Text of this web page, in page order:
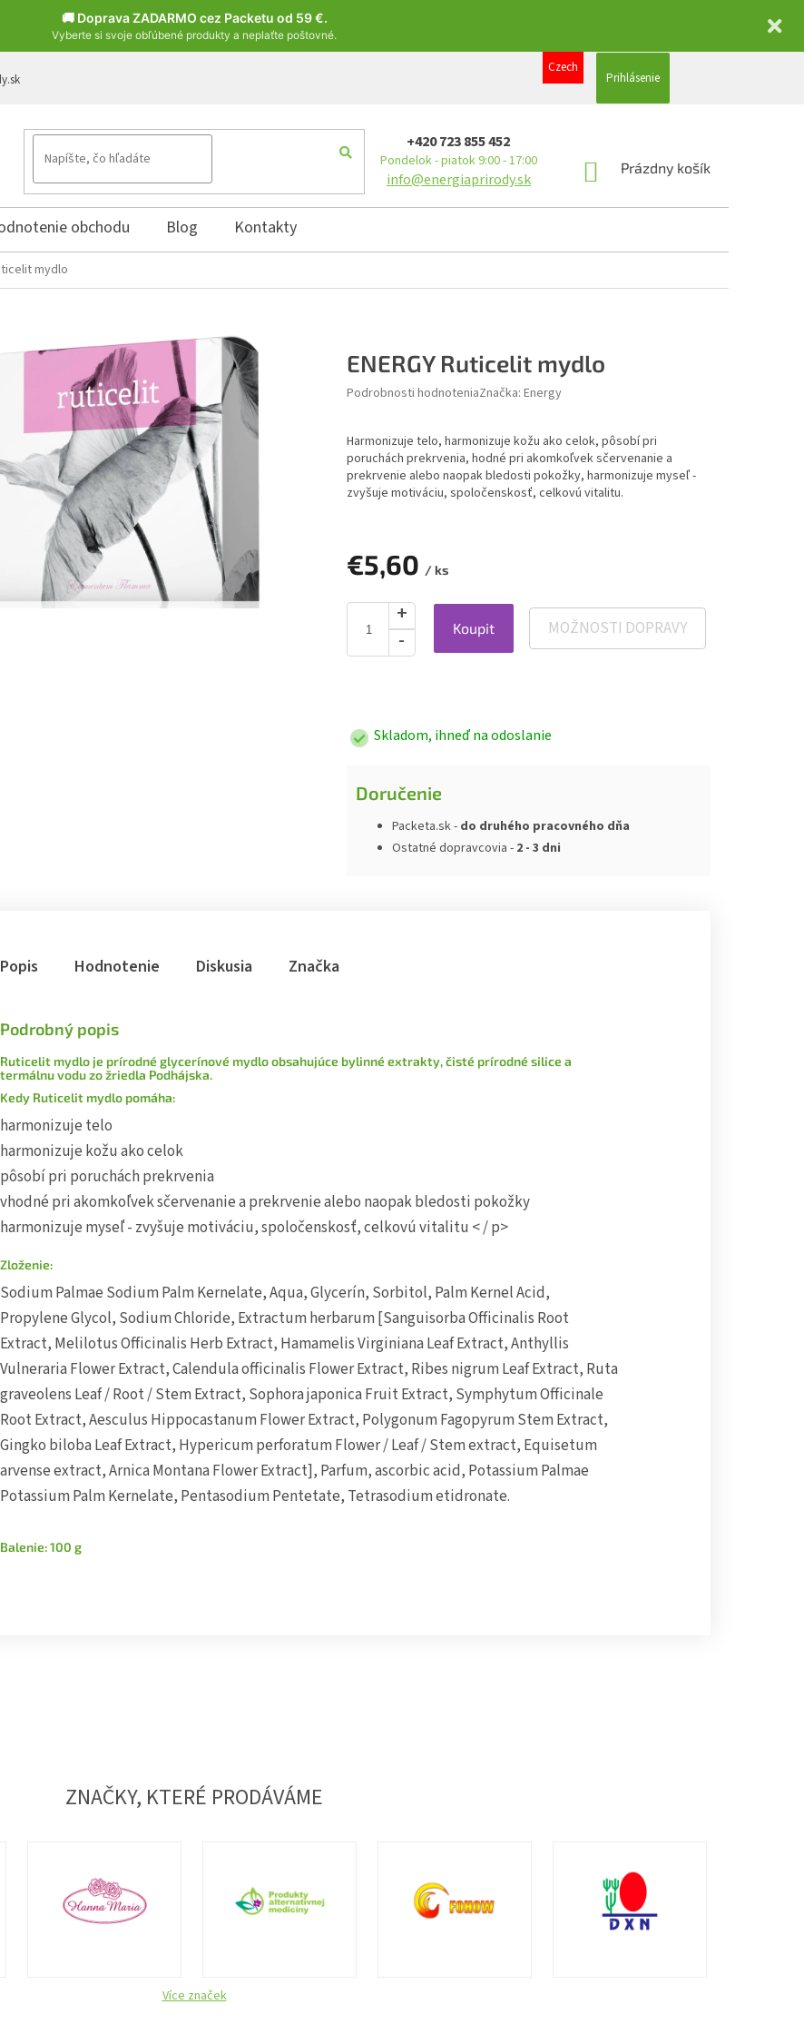
🚚 Doprava ZADARMO cez Packetu od 59 €.
Vyberte si svoje obľúbené produkty a neplaťte poštovné.
Czech
Prihlásenie
+420 723 855 452
Pondelok - piatok 9:00 - 17:00
info@energiaprirody.sk
NÁKUPNÝ
Prázdny košík
obchodu Blog Kontakty
mydlo
ENERGY Ruticelit mydlo
Podrobnosti hodnoteniaZnačka: Energy
Harmonizuje telo, harmonizuje kožu ako celok, pôsobí pri
poruchách prekrvenia, hodné pri akomkoľvek sčervenanie a
prekrvenie alebo naopak bledosti pokožky, harmonizuje myseľ -
zvyšuje motiváciu, spoločenskosť, celkovú vitalitu.
€5,60 / ks
Koupit MOŽNOSTI DOPRAVY
Skladom, ihneď na odoslanie
Doručenie
Packeta.sk - do druhého pracovného dňa
Ostatné dopravcovia - 2 - 3 dni
Popis Hodnotenie Diskusia Značka
Podrobný popis
Ruticelit mydlo je prírodné glycerínové mydlo obsahujúce bylinné extrakty, čisté prírodné silice a
termálnu vodu zo žriedla Podhájska.
Kedy Ruticelit mydlo pomáha:
harmonizuje telo
harmonizuje kožu ako celok
pôsobí pri poruchách prekrvenia
vhodné pri akomkoľvek sčervenanie a prekrvenie alebo naopak bledosti pokožky
harmonizuje myseľ - zvyšuje motiváciu, spoločenskosť, celkovú vitalitu < / p>
Zloženie:
Sodium Palmae Sodium Palm Kernelate, Aqua, Glycerín, Sorbitol, Palm Kernel Acid,
Propylene Glycol, Sodium Chloride, Extractum herbarum [Sanguisorba Officinalis Root
Extract, Melilotus Officinalis Herb Extract, Hamamelis Virginiana Leaf Extract, Anthyllis
Vulneraria Flower Extract, Calendula officinalis Flower Extract, Ribes nigrum Leaf Extract, Ruta
graveolens Leaf / Root / Stem Extract, Sophora japonica Fruit Extract, Symphytum Officinale
Root Extract, Aesculus Hippocastanum Flower Extract, Polygonum Fagopyrum Stem Extract,
Gingko biloba Leaf Extract, Hypericum perforatum Flower / Leaf / Stem extract, Equisetum
arvense extract, Arnica Montana Flower Extract], Parfum, ascorbic acid, Potassium Palmae
Potassium Palm Kernelate, Pentasodium Pentetate, Tetrasodium etidronate.
Balenie: 100 g
ZNAČKY, KTERÉ PRODÁVÁME
Více značek